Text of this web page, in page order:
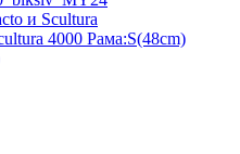
4000 Рама:S(48cm)